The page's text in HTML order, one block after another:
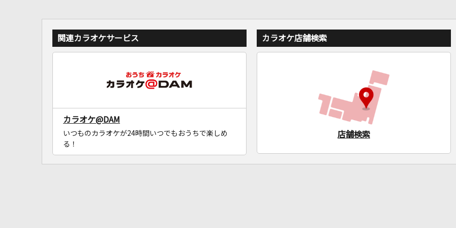
関連カラオケサービス
カラオケ@DAM
いつものカラオケが24時間いつでもおうちで楽しめ
る！
カラオケ店舗検索
店舗検索